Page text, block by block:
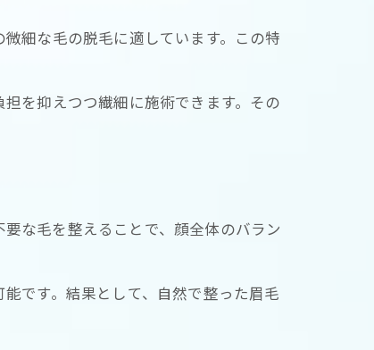
細な毛の脱毛に適しています。この特
を抑えつつ繊細に施術できます。その
な毛を整えることで、顔全体のバラン
です。結果として、自然で整った眉毛